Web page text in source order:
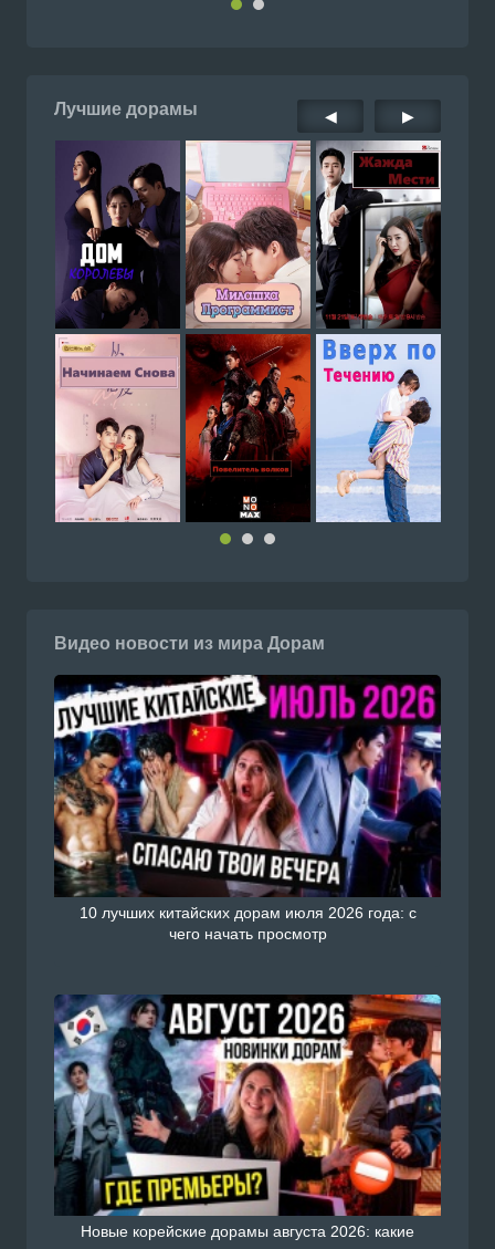
Лучшие дорамы ◀ ▶
Видео новости из мира Дорам
10 лучших китайских дорам июля 2026 года: с
чего начать просмотр
Новые корейские дорамы августа 2026: какие